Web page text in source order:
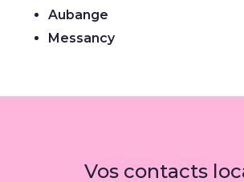
Aubange
Messancy
Vos contacts